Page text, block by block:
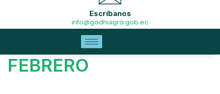
Escríbanos
info@gadhuigra.gob.ec
FEBRERO